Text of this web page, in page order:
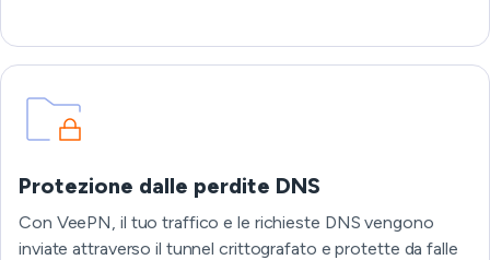
Protezione dalle perdite DNS
Con VeePN, il tuo traffico e le richieste DNS vengono
inviate attraverso il tunnel crittografato e protette da falle